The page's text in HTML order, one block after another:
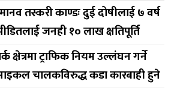
तस्करी काण्डः दुई दोषीलाई ७ वर्ष
जनही १० लाख क्षतिपूर्ति
क्षेत्रमा ट्राफिक नियम उल्लंघन गर्ने
चालकविरुद्ध कडा कारबाही हुने